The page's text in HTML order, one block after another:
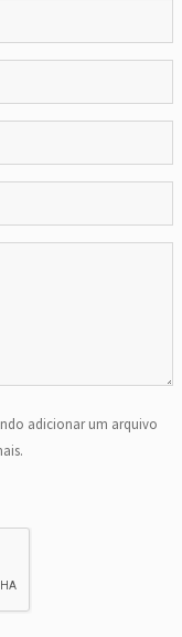
adicionar um arquivo